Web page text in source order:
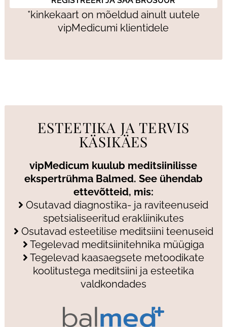
*kinkekaart on mõeldud ainult uutele
vipMedicumi klientidele
ESTEETIKA JA TERVIS
KÄSIKÄES
vipMedicum kuulub meditsiinilisse
ekspertrühma Balmed. See ühendab
ettevõtteid, mis:
Osutavad diagnostika- ja raviteenuseid
spetsialiseeritud erakliinikutes
Osutavad esteetilise meditsiini teenuseid
Tegelevad meditsiinitehnika müügiga
Tegelevad kaasaegsete metoodikate
koolitustega meditsiini ja esteetika
valdkondades